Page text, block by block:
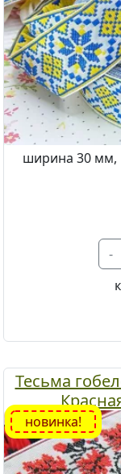
ширина 30 мм,
-
Тесьма
новинка!